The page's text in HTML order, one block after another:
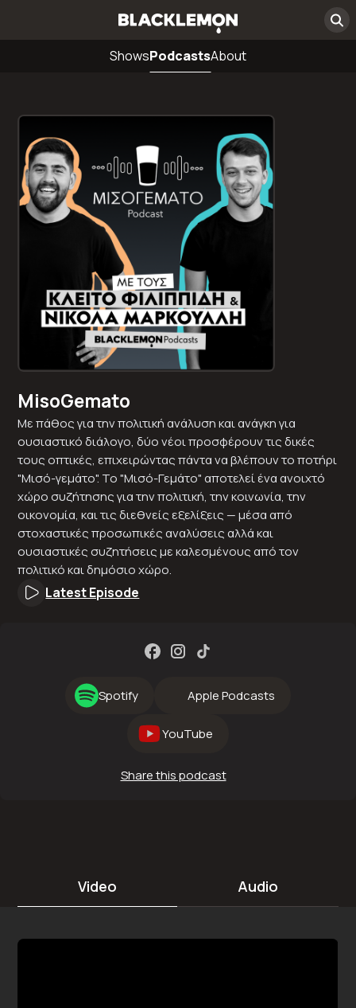
ShowsPodcastsAbout
MisoGemato
Με πάθος για την πολιτική ανάλυση και ανάγκη για
ουσιαστικό διάλογο, δύο νέοι προσφέρουν τις δικές
τους οπτικές, επιχειρώντας πάντα να βλέπουν το ποτήρι
"Μισό-γεμάτο". Το "Μισό-Γεμάτο" αποτελεί ένα ανοιχτό
χώρο συζήτησης για την πολιτική, την κοινωνία, την
οικονομία, και τις διεθνείς εξελίξεις — μέσα από
στοχαστικές προσωπικές αναλύσεις αλλά και
ουσιαστικές συζητήσεις με καλεσμένους από τον
πολιτικό και δημόσιο χώρο.
Latest Episode
Spotify Apple Podcasts
YouTube
Share this podcast
Video Audio